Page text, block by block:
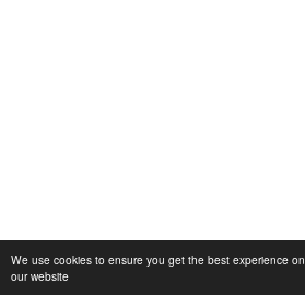
We use cookies to ensure you get the best experience on
our website